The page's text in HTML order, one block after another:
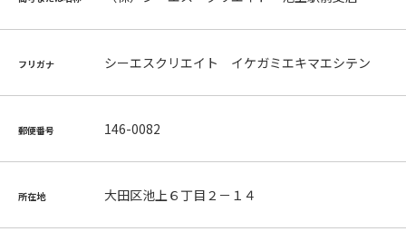
フリガナ シーエスクリエイト イケガミエキマエシテン
郵便番号 146-0082
所在地 大田区池上６丁目２－１４